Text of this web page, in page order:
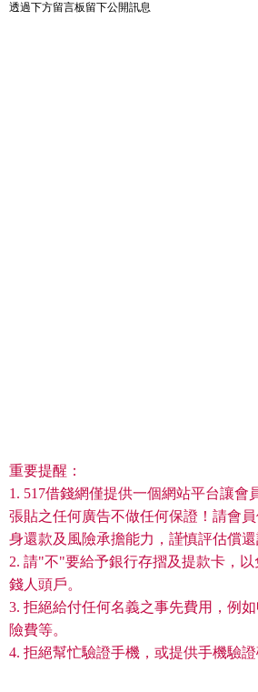
透過下方留言板留下公開訊息
重要提醒：
1. 517借錢網僅提供一個網站平台讓會
張貼之任何廣告不做任何保證！請會
身還款及風險承擔能力，謹慎評估償還
2. 請"不"要給予銀行存摺及提款卡，
錢人頭戶。
3. 拒絕給付任何名義之事先費用，例
險費等。
4. 拒絕幫忙驗證手機，或提供手機驗證